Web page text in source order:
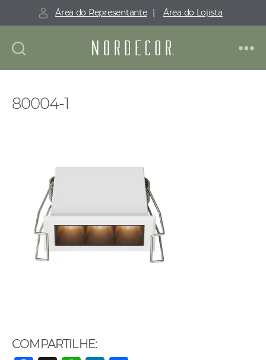
Área do Representante | Área do Lojista
Nordecor
80004-1
COMPARTILHE: